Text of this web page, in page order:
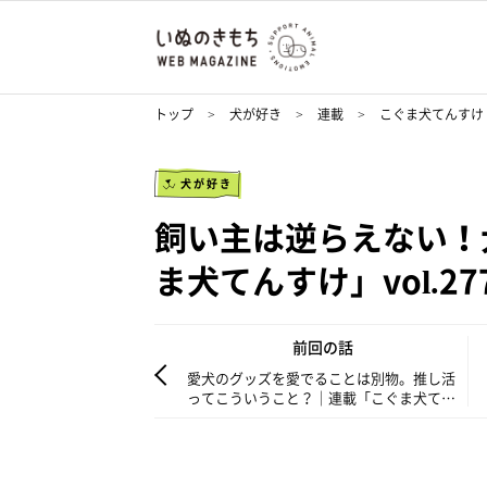
トップ 犬が好き 連載 こぐま犬てんすけ
犬が好き
飼い主は逆らえない
ま犬てんすけ」
前回の話
愛犬のグッズを愛でることは別物。推し活
ってこういうこと？｜連載「こぐま犬てん